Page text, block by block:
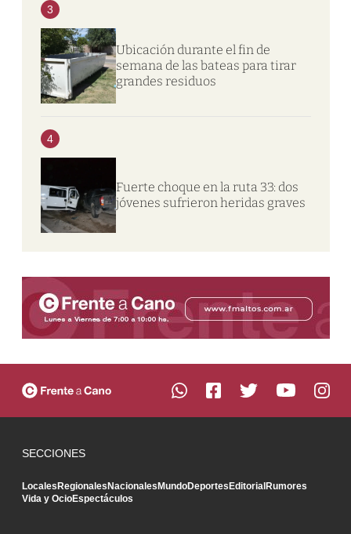
3
Ubicación durante el fin de
semana de las bateas para tirar
grandes residuos
4
Fuerte choque en la ruta 33: dos
jóvenes sufrieron heridas graves
SECCIONES
LocalesRegionalesNacionalesMundoDeportesEditorialRumores
Vida y OcioEspectáculos